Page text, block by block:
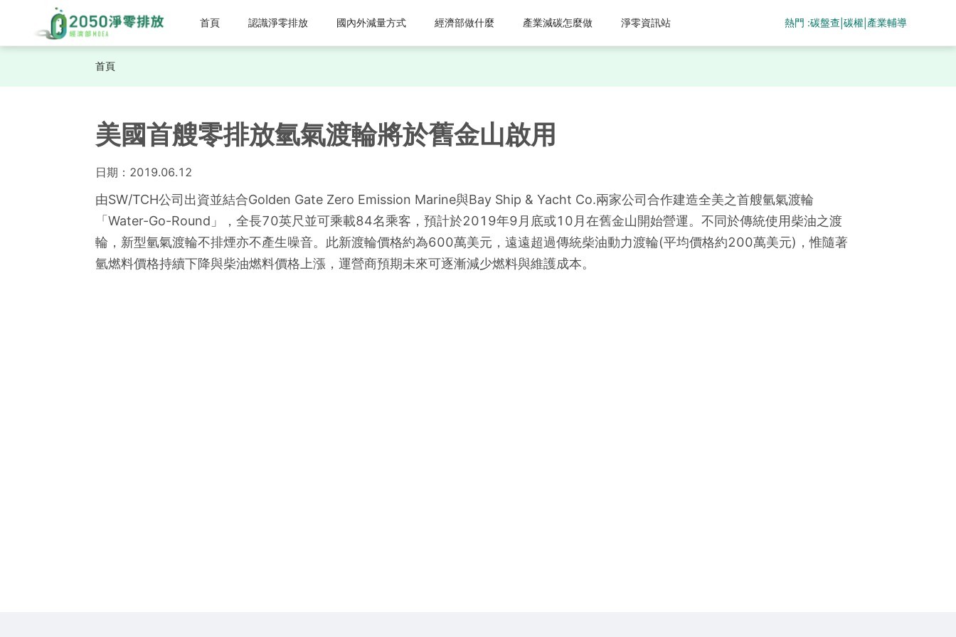
首頁 認識淨零排放 國內外減量方式 經濟部做什麼 產業減碳怎麼做 淨零資訊站 熱門 :碳盤查 |碳權 產業輔導
首頁
美國首艘零排放氫氣渡輪將於舊金山啟用
日期： 2019.06.12
由SW/TCH公司出資並結合Golden Gate Zero Emission Marine與Bay Ship & Yacht Co.兩家公司合作建造全美之首艘氫氣渡輪
「Water-Go-Round」，全長70英尺並可乘載84名乘客，預計於2019年9月底或10月在舊金山開始營運。不同於傳統使用柴油之渡
輪，新型氫氣渡輪不排煙亦不產生噪音。此新渡輪價格約為600萬美元，遠遠超過傳統柴油動力渡輪(平均價格約200萬美元)，惟隨著
氫燃料價格持續下降與柴油燃料價格上漲，運營商預期未來可逐漸減少燃料與維護成本。